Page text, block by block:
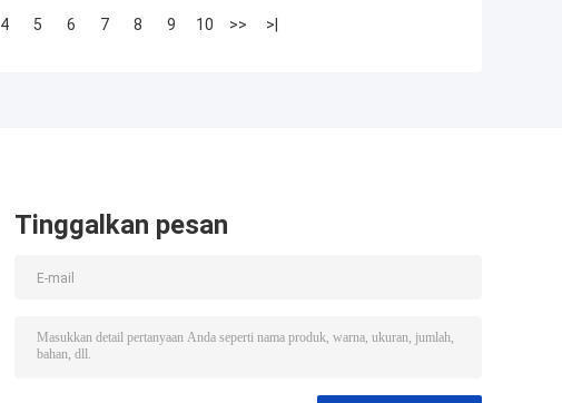
4 5 6 7 8 9 10 >> >|
Tinggalkan pesan